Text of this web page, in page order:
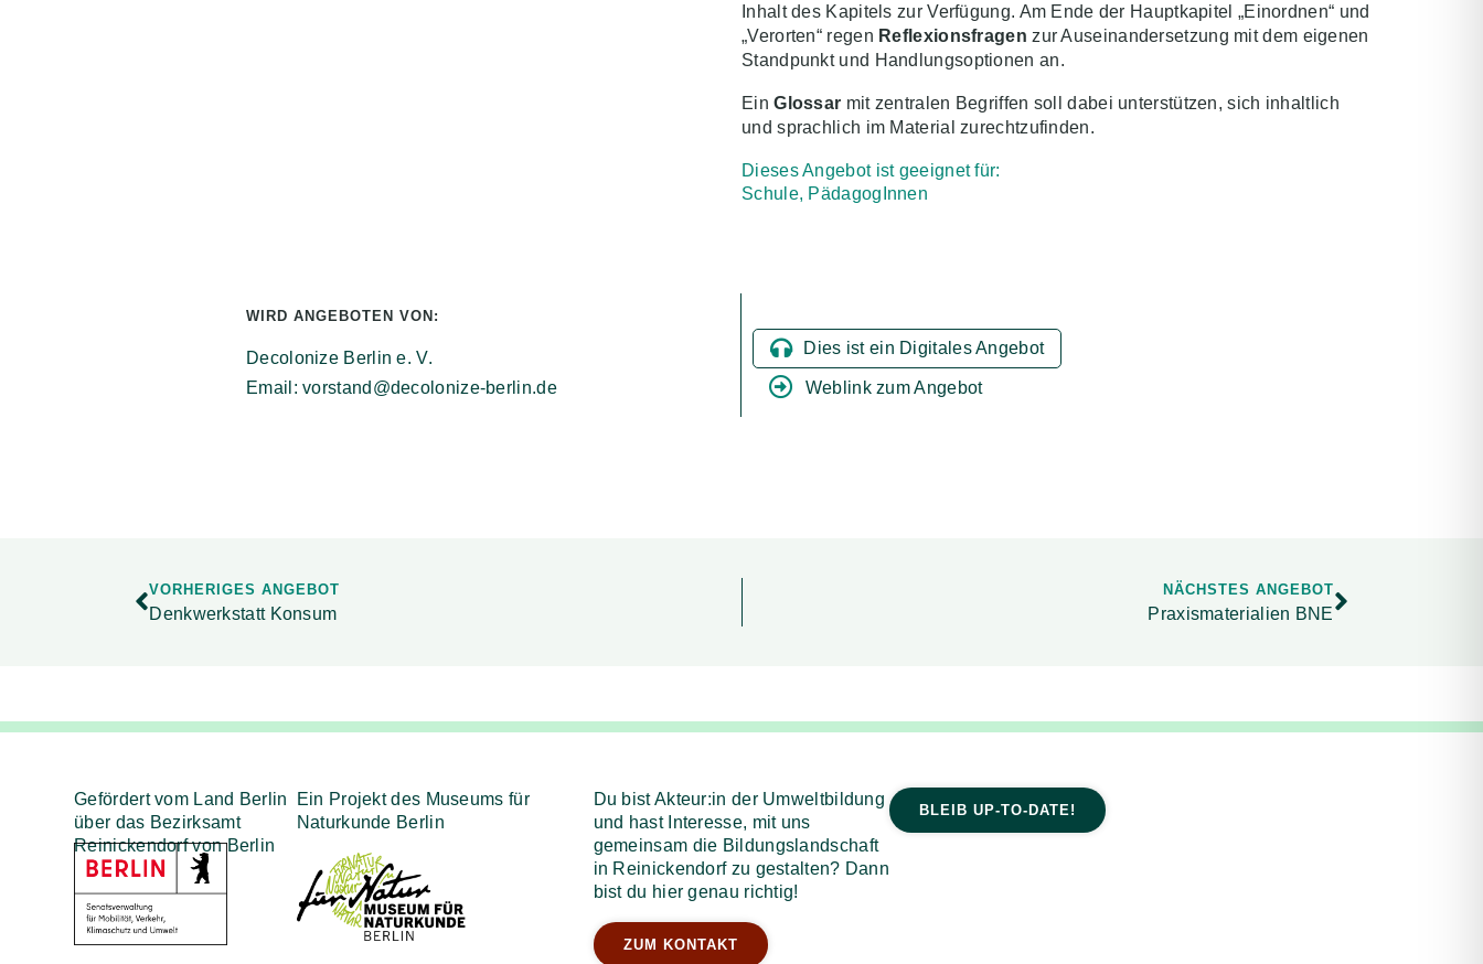
Inhalt des Kapitels zur Verfügung. Am Ende der Hauptkapitel „Einordnen“ und
„Verorten“ regen Reflexionsfragenzur Auseinandersetzung mit dem eigenen
Standpunkt und Handlungsoptionen an.
EinGlossar mit zentralen Begriffen soll dabei unterstützen, sich inhaltlich
und sprachlich im Material zurechtzufinden.
Dieses Angebot ist geeignet für:
Schule, PädagogInnen
WIRD ANGEBOTEN VON:
Decolonize Berlin e. V.
Email: vorstand@decolonize-berlin.de
Dies ist ein Digitales Angebot
Weblink zum Angebot
VORHERIGES ANGEBOT
Denkwerkstatt Konsum
NÄCHSTES ANGEBOT
Praxismaterialien BNE
Gefördert vom Land Berlin
über das Bezirksamt
Reinickendorf von Berlin
Ein Projekt des Museums für
Naturkunde Berlin
Du bist Akteur:in der Umweltbildung
und hast Interesse, mit uns
gemeinsam die Bildungslandschaft
in Reinickendorf zu gestalten? Dann
bist du hier genau richtig!
ZUM KONTAKT
BLEIB UP-TO-DATE!